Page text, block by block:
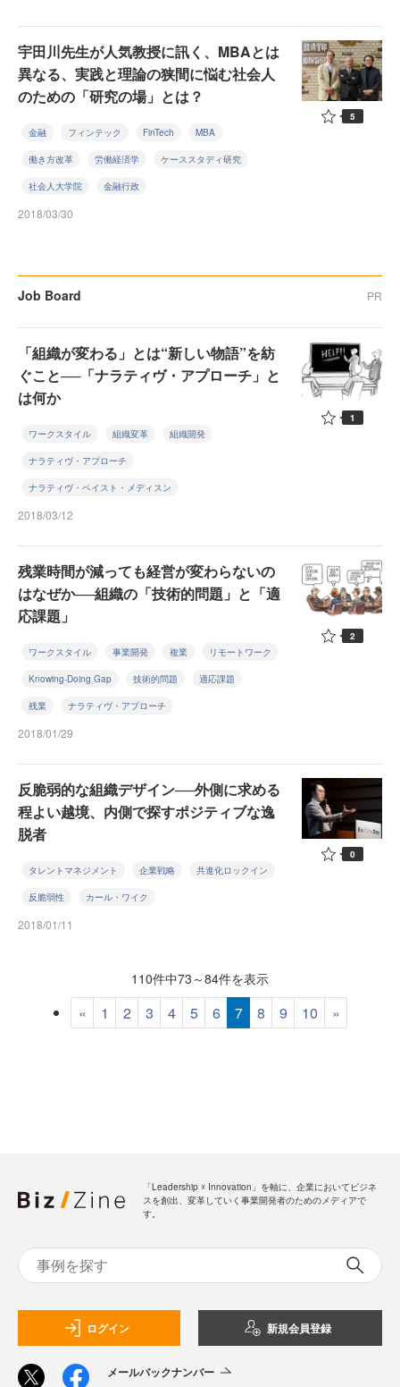
宇田川先生が人気教授に訊く、MBAとは
異なる、実践と理論の狭間に悩む社会人
のための「研究の場」とは？
金融 フィンテック FinTech MBA
働き方改革 労働経済学 ケーススタディ研究
社会人大学院 金融行政
2018/03/30
5
Job Board PR
「組織が変わる」とは“新しい物語”を紡
ぐこと──「ナラティヴ・アプローチ」と
は何か
ワークスタイル 組織変革 組織開発
ナラティヴ・アプローチ
ナラティヴ・ベイスト・メディスン
2018/03/12
1
残業時間が減っても経営が変わらないの
はなぜか──組織の「技術的問題」と「適
応課題」
ワークスタイル 事業開発 複業 リモートワーク
Knowing-Doing Gap 技術的問題 適応課題
残業 ナラティヴ・アプローチ
2018/01/29
2
反脆弱的な組織デザイン──外側に求める
程よい越境、内側で探すポジティブな逸
脱者
タレントマネジメント 企業戦略 共進化ロックイン
反脆弱性 カール・ワイク
2018/01/11
0
110件中73～84件を表示
« 1 2 3 4 5 6 7 8 9 10 »
「Leadership ☓ Innovation」を軸に、企業においてビジネ
スを創出、変革していく事業開発者のためのメディアで
す。
ログイン 新規会員登録
メールバックナンバー